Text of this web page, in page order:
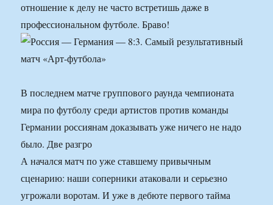
отношение к делу не часто встретишь даже в
профессиональном футболе. Браво!
В последнем матче группового раунда чемпионата
мира по футболу среди артистов против команды
Германии россиянам доказывать уже ничего не надо
было. Две разгро
А начался матч по уже ставшему привычным
сценарию: наши соперники атаковали и серьезно
угрожали воротам. И уже в дебюте первого тайма